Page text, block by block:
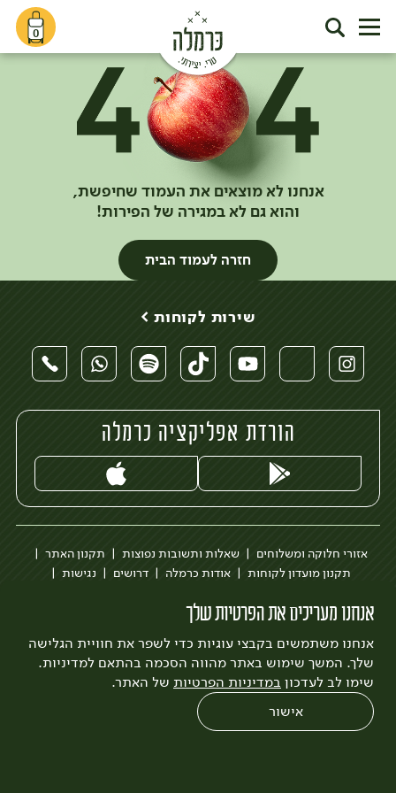
0
אנחנו לא מוצאים את העמוד שחיפשת,
והוא גם לא במגירה של הפירות!
חזרה לעמוד הבית
אנחנו מעריכים את הפרטיות שלך
אנחנו משתמשים בקבצי עוגיות כדי לשפר את חוויית הגלישה
שלך. המשך שימוש באתר מהווה הסכמה בהתאם למדיניות.
שימו לב לעדכון במדיניות הפרטיות של האתר.
אישור
שירות לקוחות >
הורדת אפליקציה כרמלה
אזורי חלוקה ומשלוחים שאלות ותשובות נפוצות
תקנון האתר
תקנון מועדון לקוחות
אודות כרמלה דרושים
נגישות
לצפייה בעדכון מדיניות פרטיות
עיצוב:3bears פיתוח:Quatro